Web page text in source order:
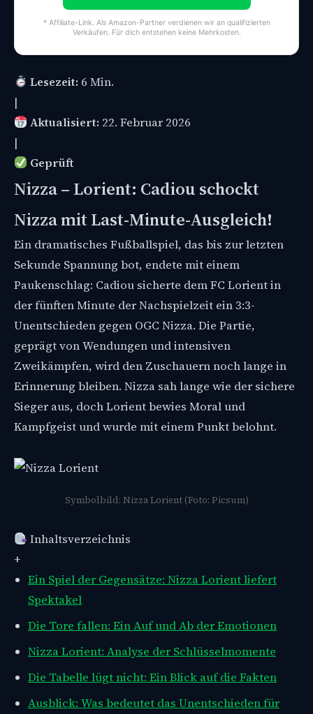
* Affiliate-Link. Als Amazon-Partner verdienen wir an qualifizierten
Verkäufen. Für dich entstehen keine Mehrkosten.
Lesezeit:6 Min.
|
Aktualisiert:22. Februar 2026
|
Geprüft
Nizza – Lorient: Cadiou schockt
Nizza mit Last-Minute-Ausgleich!
Ein dramatisches Fußballspiel, das bis zur letzten
Sekunde Spannung bot, endete mit einem
Paukenschlag: Cadiou sicherte dem FC Lorient in
der fünften Minute der Nachspielzeit ein 3:3-
Unentschieden gegen OGC Nizza. Die Partie,
geprägt von Wendungen und intensiven
Zweikämpfen, wird den Zuschauern noch lange in
Erinnerung bleiben. Nizza sah lange wie der sichere
Sieger aus, doch Lorient bewies Moral und
Kampfgeist und wurde mit einem Punkt belohnt.
Symbolbild: Nizza Lorient (Foto: Picsum)
Inhaltsverzeichnis
+
Ein Spiel der Gegensätze: Nizza Lorient liefert
Spektakel
Die Tore fallen: Ein Auf und Ab der Emotionen
Nizza Lorient: Analyse der Schlüsselmomente
Die Tabelle lügt nicht: Ein Blick auf die Fakten
Ausblick: Was bedeutet das Unentschieden für